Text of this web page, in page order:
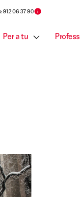
912 06 37 90
Per a tu